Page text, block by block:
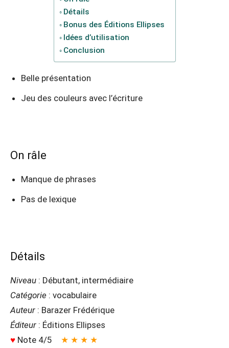
Détails
Bonus des Éditions Ellipses
Idées d’utilisation
Conclusion
Belle présentation
Jeu des couleurs avec l’écriture
On râle
Manque de phrases
Pas de lexique
Détails
Niveau : Débutant, intermédiaire
Catégorie : vocabulaire
Auteur : Barazer Frédérique
Éditeur : Éditions Ellipses
♥ Note 4/5 ★ ★ ★ ★